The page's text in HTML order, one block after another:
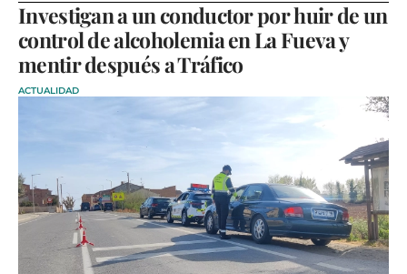
Investigan a un conductor por huir de un
control de alcoholemia en La Fueva y
mentir después a Tráfico
ACTUALIDAD